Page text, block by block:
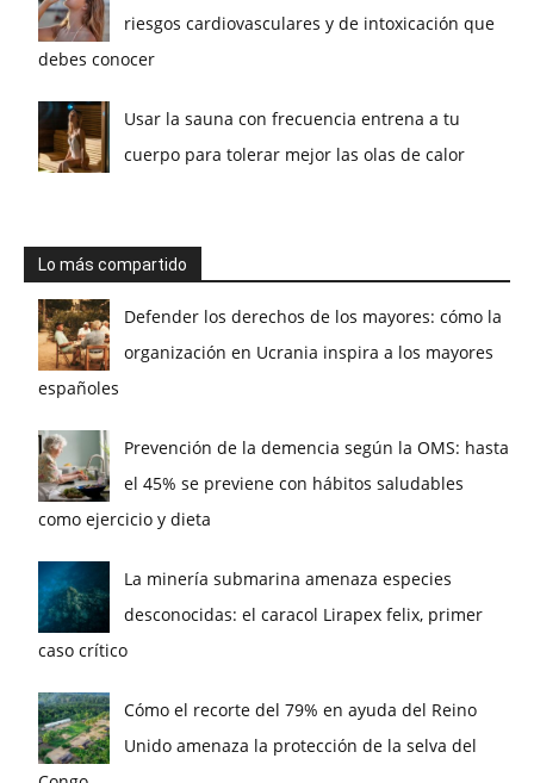
riesgos cardiovasculares y de intoxicación que
debes conocer
Usar la sauna con frecuencia entrena a tu
cuerpo para tolerar mejor las olas de calor
Lo más compartido
Defender los derechos de los mayores: cómo la
organización en Ucrania inspira a los mayores
españoles
Prevención de la demencia según la OMS: hasta
el 45% se previene con hábitos saludables
como ejercicio y dieta
La minería submarina amenaza especies
desconocidas: el caracol Lirapex felix, primer
caso crítico
Cómo el recorte del 79% en ayuda del Reino
Unido amenaza la protección de la selva del